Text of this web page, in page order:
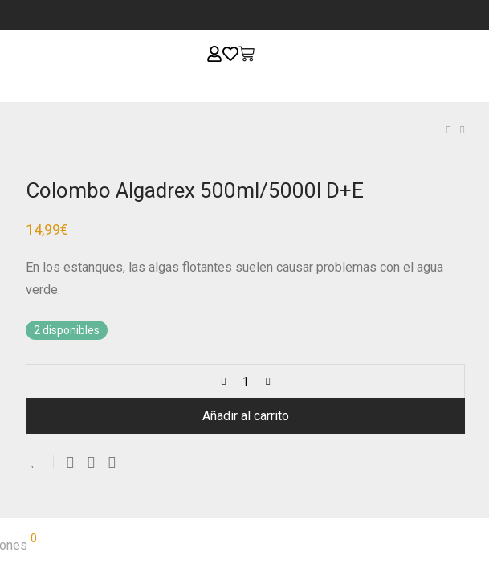
Colombo Algadrex 500ml/5000l D+E
14,99€
En los estanques, las algas flotantes suelen causar problemas con el agua
verde.
2 disponibles
Añadir al carrito
0